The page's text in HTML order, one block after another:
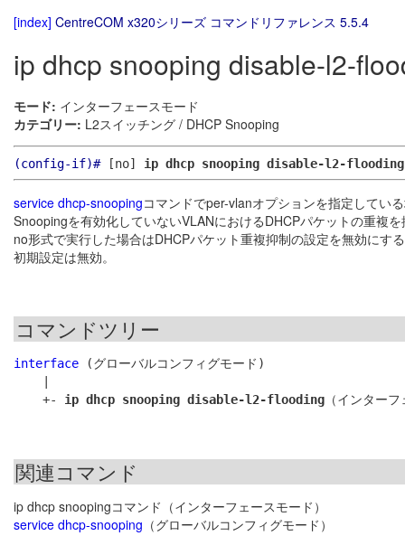
[index] CentreCOM x320シリーズ コマンドリファレンス 5.5.4
ip dhcp snooping disable-l2-
モード: インターフェースモード
カテゴリー: L2スイッチング / DHCP Snooping
(config-if)#[no] ip dhcp snooping disable-l2-flooding
service dhcp-snoopingコマンドでper-vlanオプションを指定してい
Snoopingを有効化していないVLANにおけるDHCPパケットの重複
no形式で実行した場合はDHCPパケット重複抑制の設定を無効にす
初期設定は無効。
コマンドツリー
interface (グローバルコンフィグモード)
    +-
ip dhcp snooping disable-l2-flooding
関連コマンド
ip dhcp snoopingコマンド（インターフェースモード）
service dhcp-snooping （グローバルコンフィグモード）